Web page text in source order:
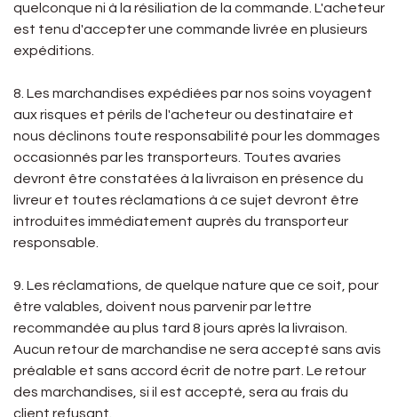
quelconque ni à la résiliation de la commande. L'acheteur
est tenu d'accepter une commande livrée en plusieurs
expéditions.
8. Les marchandises expédiées par nos soins voyagent
aux risques et périls de l'acheteur ou destinataire et
nous déclinons toute responsabilité pour les dommages
occasionnés par les transporteurs. Toutes avaries
devront être constatées à la livraison en présence du
livreur et toutes réclamations à ce sujet devront être
introduites immédiatement auprès du transporteur
responsable.
9. Les réclamations, de quelque nature que ce soit, pour
être valables, doivent nous parvenir par lettre
recommandée au plus tard 8 jours après la livraison.
Aucun retour de marchandise ne sera accepté sans avis
préalable et sans accord écrit de notre part. Le retour
des marchandises, si il est accepté, sera au frais du
client refusant.